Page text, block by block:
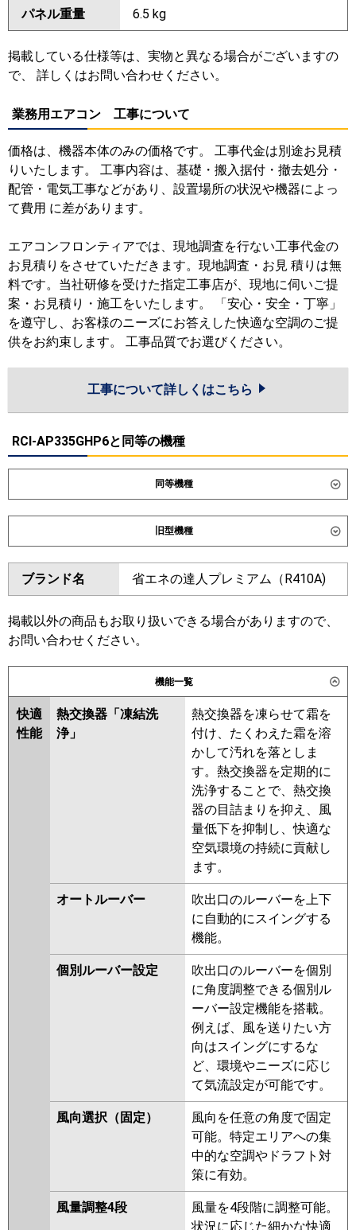
パネル重量 6.5 kg
掲載している仕様等は、実物と異なる場合がございますの
で、 詳しくはお問い合わせください。
業務用エアコン 工事について
価格は、機器本体のみの価格です。 工事代金は別途お見積
りいたします。 工事内容は、基礎・搬入据付・撤去処分・
配管・電気工事などがあり、設置場所の状況や機器によっ
て費用 に差があります。
エアコンフロンティアでは、現地調査を行ない工事代金の
お見積りをさせていただきます。現地調査・お見 積りは無
料です。当社研修を受けた指定工事店が、現地に伺いご提
案・お見積り・施工をいたします。 「安心・安全・丁寧」
を遵守し、お客様のニーズにお答えした快適な空調のご提
供をお約束します。 工事品質でお選びください。
工事について詳しくはこちら
RCI-AP335GHP6と同等の機種
同等機種
ダイキン
東芝
三菱電機
日立 RCI-GP335RGHP6
三菱重工
旧型機種
ダイキン
東芝
三菱電機
GP335RGHP4
RCI-GP335RGHP2 RCI-
GP335RGHP1 RCI-GP335RGHP
RCI-AP335GHP7-kobe RCI-
AP335GHP7 RCI-AP335GHP6-
ブランド名 省エネの達人プレミアム（R410A)
掲載以外の商品もお取り扱いできる場合がありますので、
お問い合わせください。
機能一覧
快適
性能
熱交換器「凍結洗
浄」
熱交換器を凍らせて霜を
付け、たくわえた霜を溶
かして汚れを落としま
す。熱交換器を定期的に
洗浄することで、熱交換
器の目詰まりを抑え、風
量低下を抑制し、快適な
空気環境の持続に貢献し
ます。
オートルーバー
吹出口のルーバーを上下
に自動的にスイングする
機能。
個別ルーバー設定
吹出口のルーバーを個別
に角度調整できる個別ル
ーバー設定機能を搭載。
例えば、風を送りたい方
向はスイングにするな
ど、環境やニーズに応じ
て気流設定が可能です。
風向選択（固定）
風向を任意の角度で固定
可能。特定エリアへの集
中的な空調やドラフト対
策に有効。
風量調整4段
風量を4段階に調整可能。
状況に応じた細かな快適